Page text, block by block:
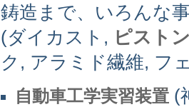
鋳造まで、いろんな
(ダイカスト, ピスト
ク, アラミド繊維, フ
自動車工学実習装置 (